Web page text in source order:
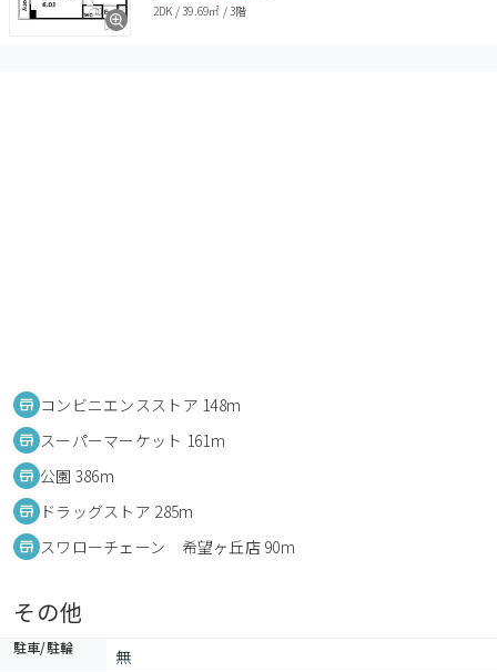
2DK /39.69㎡ /3階
コンビニエンスストア 148m
スーパーマーケット 161m
公園 386m
ドラッグストア 285m
スワローチェーン 希望ヶ丘店 90m
その他
駐車/駐輪 無